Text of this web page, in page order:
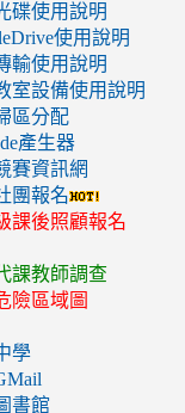
碟使用說明
使用說明
輸使用說明
室設備使用說明
區分配
產生器
賽資訊網
團報名
課後照顧報名
課教師調查
險區域圖
學
書館